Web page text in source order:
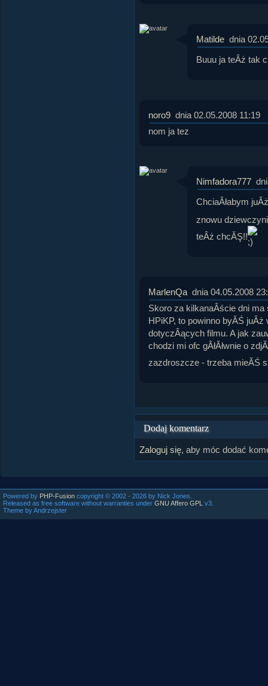
Matilde dnia
Buuu ja teÂż tak
noro9 dnia 02.05.2008 11:19
nom ja tez
Nimfadora777
ChciaÂłabym
znowu
teÂż chcĂŞ!!
MarlenQa dnia 04.05.2008
Skoro za kilkanaÂście dni
HPiKP, to powinno byĂŚ
dotyczÂących filmu. A jak
chodzi mi ofc gÂłĂłwnie o
zazdroszcze - trzeba mieĂŚ
Dodaj komentarz
Zaloguj się, aby móc dodać
Powered by PHP-Fusion copyright © 2002 - 2026 by Nick Jones.
Released as free software without warranties under GNU Affero GPL v3.
Theme by Andrzejster